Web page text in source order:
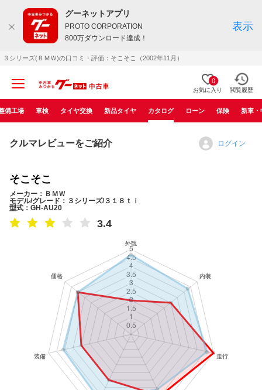
グーネットアプリ
PROTO CORPORATION
800万ダウンロード達成！
表示
３シリーズ(ＢＭＷ)の口コミ・評価：そこそこ（2002年11月）
0
お気に入り 閲覧履歴
備工場 車検 タイヤ交換 新品タイヤ カタログ ローン 保険 新車・
クルマレビューをご紹介 ログイン
そこそこ
メーカー：ＢＭＷ
モデル/グレード：３シリーズ/３１８ｔｉ
型式：GH-AU20
3.4